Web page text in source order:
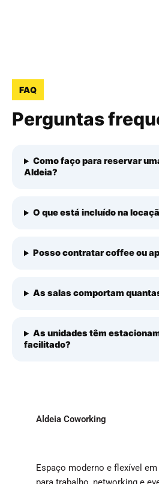
FAQ
Perguntas
Como faço para reservar
Aldeia?
O que está incluído na
Posso contratar coffee ou
As salas comportam
As unidades têm
facilitado?
Aldeia Coworking
Espaço moderno e flexível em